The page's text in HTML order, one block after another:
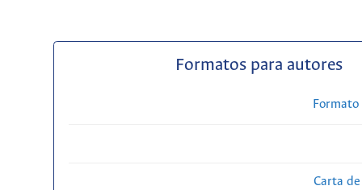
Formatos para autores
Carta